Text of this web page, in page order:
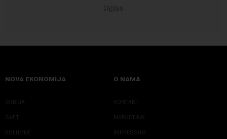
NOVA EKONOMIJA
SRBIJA
SVET
KOLUMNE
O NAMA
KONTAKT
MARKETING
IMPRESSUM